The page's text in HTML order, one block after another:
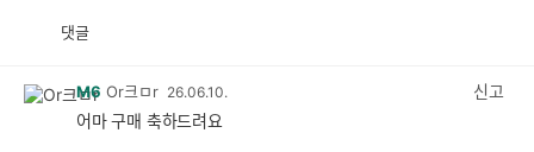
댓글
M6 Or크ㅁr 26.06.10.
신고
어마 구매 축하드려요